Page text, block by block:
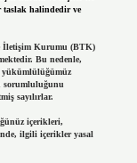
taslak halindedir ve
İletişim Kurumu (BTK)
Bu nedenle,
yükümlülüğümüz
sorumluluğunu
sayılırlar.
içerikleri,
ilgili içerikler yasal